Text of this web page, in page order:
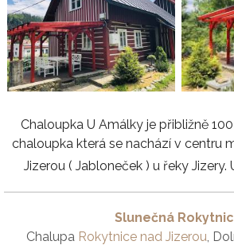
Chaloupka U Amálky je přibližně
chaloupka která se nachází v centru
Jizerou ( Jabloneček ) u řeky Jizery.
Slunečná
Chalupa Rokytnice nad Jizerou ,